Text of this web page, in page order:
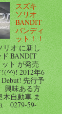
スズキ
ソリオ
BANDIT
バンディ
ット！！
リオ に新し
BANDIT
ト が発売
2012年6
先行予
興味ある方
木自動車 ま
0279-59-